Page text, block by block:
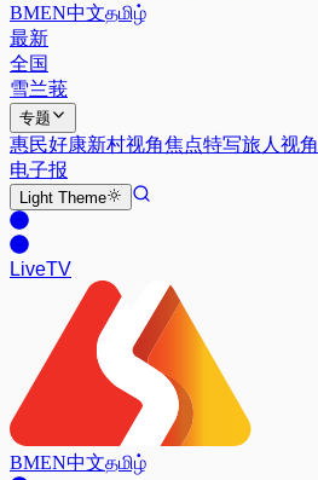
BMEN中文தமிழ்
最新
全国
雪兰莪
专题
惠民好康新村视角焦点特写旅人视角
电子报
Light Theme
LiveTV
BMEN中文தமிழ்